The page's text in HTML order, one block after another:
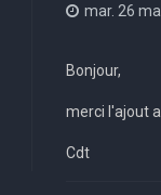
mar. 26
Bonjour,
merci l'ajout
Cdt